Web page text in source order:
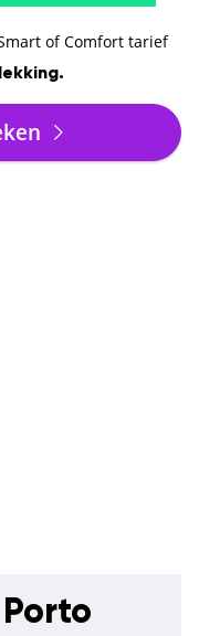
of Comfort tarief